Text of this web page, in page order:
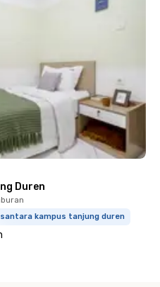
Duren
kampus tanjung duren